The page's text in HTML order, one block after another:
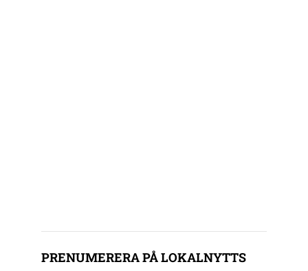
PRENUMERERA PÅ LOKALNYTTS